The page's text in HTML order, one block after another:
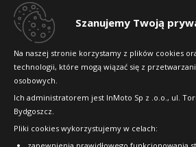
Szanujemy Twoją
Na naszej stronie korzystamy z plików cookies
technologii, które mogą wiązać się z
osobowych.
Ich administratorem jest InMoto Sp z .o.o., ul.
Bydgoszcz.
Pliki cookies wykorzystujemy w celach:
Dlaczego warto kupić w
Raty
FAQ
OFICJALNY PARTNER